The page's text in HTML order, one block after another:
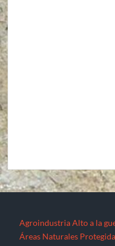
Agroindustria Alto a la
Áreas Naturales